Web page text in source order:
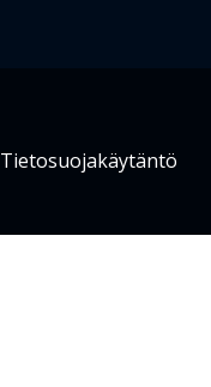
Tietosuojakäytäntö